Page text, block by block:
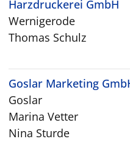
Harzdruckerei GmbH
Wernigerode
Thomas Schulz
Goslar Marketing
Goslar
Marina Vetter
Nina Sturde